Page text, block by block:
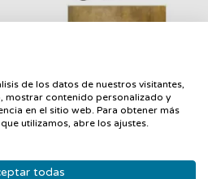
LIBROS GUANXE
de los datos de nuestros visitantes,
mostrar contenido personalizado y
en el sitio web. Para obtener más
utilizamos, abre los ajustes.
todas